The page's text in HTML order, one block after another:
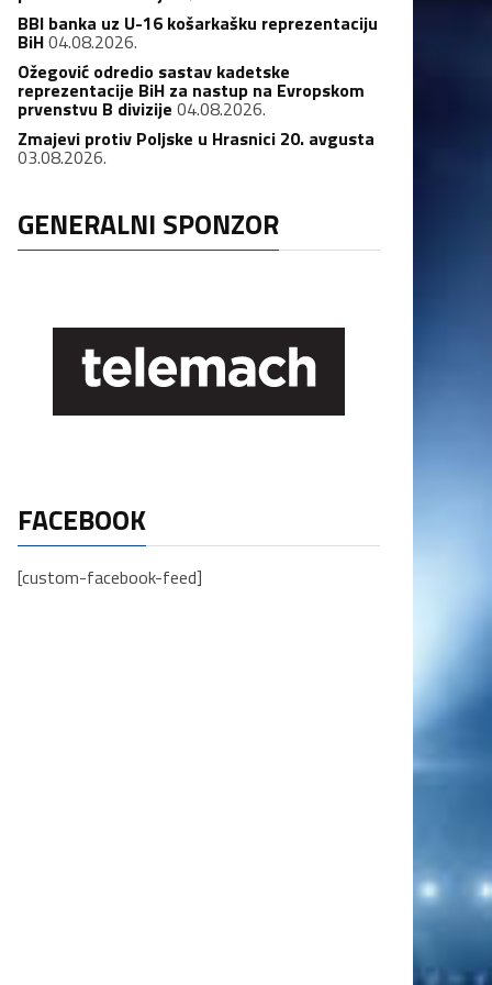
BBI banka uz U-16 košarkašku reprezentaciju
BiH04.08.2026.
Ožegović odredio sastav kadetske
reprezentacije BiH za nastup na Evropskom
prvenstvu B divizije 04.08.2026.
Zmajevi protiv Poljske u Hrasnici 20. avgusta
03.08.2026.
GENERALNI SPONZOR
FACEBOOK
[custom-facebook-feed]